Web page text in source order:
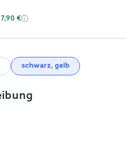
schwarz, gelb
7,90 €